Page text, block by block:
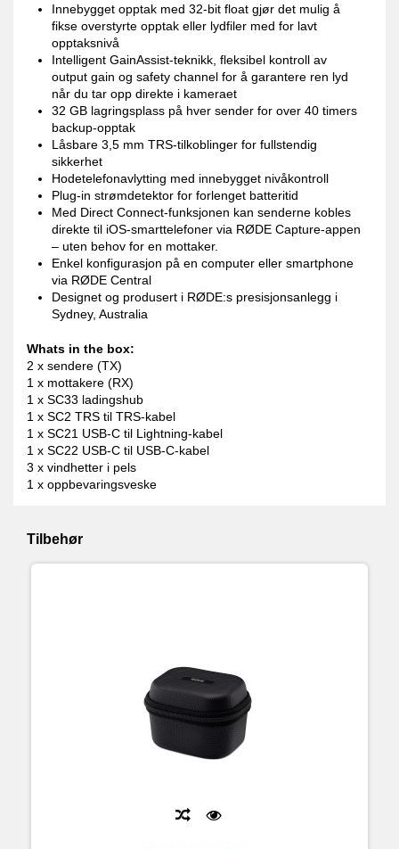
Innebygget opptak med 32-bit float gjør det mulig å
fikse overstyrte opptak eller lydfiler med for lavt
opptaksnivå
Intelligent GainAssist-teknikk, fleksibel kontroll av
output gain og safety channel for å garantere ren lyd
når du tar opp direkte i kameraet
32 GB lagringsplass på hver sender for over 40 timers
backup-opptak
Låsbare 3,5 mm TRS-tilkoblinger for fullstendig
sikkerhet
Hodetelefonavlytting med innebygget nivåkontroll
Plug-in strømdetektor for forlenget batteritid
Med Direct Connect-funksjonen kan senderne kobles
direkte til iOS-smarttelefoner via RØDE Capture-appen
– uten behov for en mottaker.
Enkel konfigurasjon på en computer eller smartphone
via RØDE Central
Designet og produsert i RØDE:s presisjonsanlegg i
Sydney, Australia
Whats in the box:
2 x sendere (TX)
1 x mottakere (RX)
1 x SC33 ladingshub
1 x SC2 TRS til TRS-kabel
1 x SC21 USB-C til Lightning-kabel
1 x SC22 USB-C til USB-C-kabel
3 x vindhetter i pels
1 x oppbevaringsveske
Tilbehør